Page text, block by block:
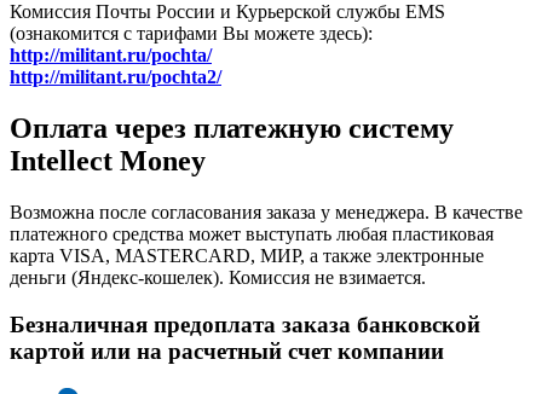
Комиссия Почты России и Курьерской службы EMS
(ознакомится с тарифами Вы можете здесь):
http://militant.ru/pochta/
http://militant.ru/pochta2/
Оплата через платежную систему
Intellect Money
Возможна после согласования заказа у менеджера. В качестве
платежного средства может выступать любая пластиковая
карта VISA, MASTERCARD, МИР, а также электронные
деньги (Яндекс-кошелек). Комиссия не взимается.
Безналичная предоплата заказа банковской
картой или на расчетный счет компании